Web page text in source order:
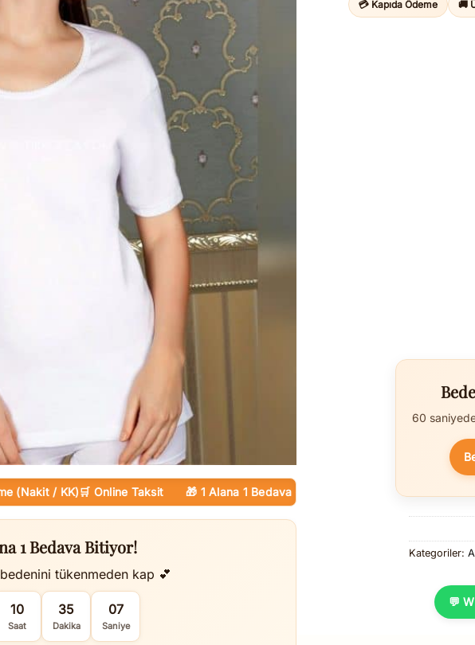
/ KK)🛒 Online Taksit 🎁 1 Alana 1 Bedava — Tüm Ürünlerde 🚚 Kargo Ücretsiz
1 Bedava Bitiyor!
tükenmeden kap 💕
10
Saat
35
Dakika
05
Saniye
💳 Kapıda Ödeme 🚚
60
Kategoriler:
💬